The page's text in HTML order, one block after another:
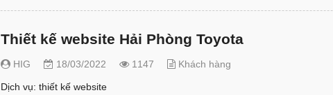
Thiết kế website Hải Phòng Toyota
HIG 18/03/2022 1147 Khách hàng
Dịch vụ: thiết kế website